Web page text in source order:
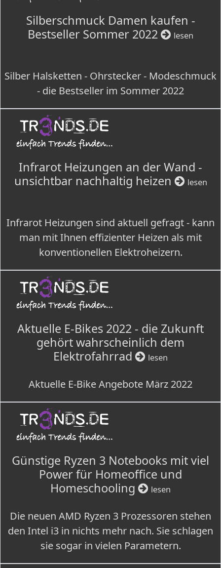
Silberschmuck Damen kaufen -
Bestseller Sommer 2022
lesen
Silber Halsketten - Ohrstecker - Modeschmuck
- die Bestseller im Sommer 2022
Infrarot Heizungen an der Wand -
unsichtbar nachhaltig heizen
lesen
Infrarot Heizungen sind aktuell gefragt - kann
man mit Ihnen effizienter Heizen als mit
konventionellen Elektroheizern.
Aktuelle E-Bikes 2022 - die Zukunft
gehört wahrscheinlich dem
Elektrofahrrad
lesen
Aktuelle E-Bike Angebote März 2022
Günstige Ryzen 3 Notebooks mit viel
Power für Homeoffice und
Homeschooling
lesen
Die neuen AMD Ryzen 3 Prozessoren stehen
den Intel i3 in nichts mehr nach. Sie schlagen
sie sogar in vielen Parametern.